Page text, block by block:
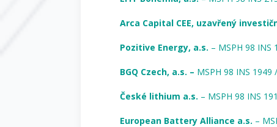
Arca Capital CEE, uzavřený
Pozitive Energy, a.s. – MSPH 98 INS
BGQ Czech, a.s. – MSPH 98 INS 1949
České lithium a.s. – MSPH 98 INS
European Battery Alliance a.s. –